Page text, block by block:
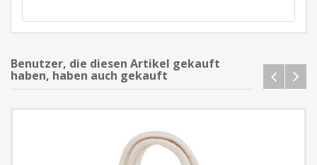
Benutzer, die diesen Artikel gekauft
haben, haben auch gekauft